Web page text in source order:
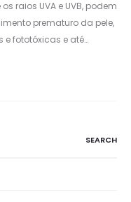
raios UVA e UVB, podem
prematuro da pele,
fototóxicas e até…